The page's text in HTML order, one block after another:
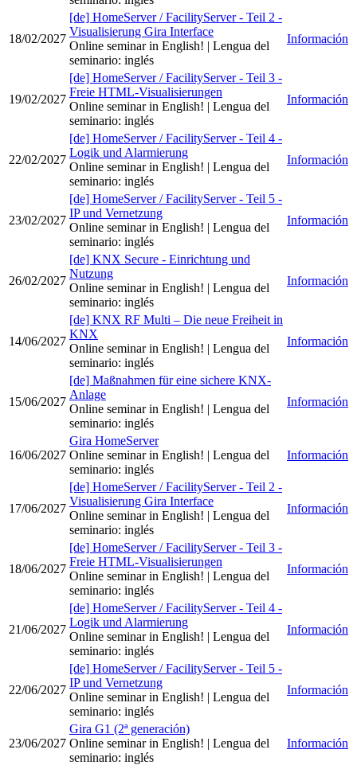
18/02/2027
[de] HomeServer / FacilityServer - Teil 2 -
Visualisierung Gira Interface
Online seminar in English! | Lengua del
seminario: inglés
Información
19/02/2027
[de] HomeServer / FacilityServer - Teil 3 -
Freie HTML-Visualisierungen
Online seminar in English! | Lengua del
seminario: inglés
Información
22/02/2027
[de] HomeServer / FacilityServer - Teil 4 -
Logik und Alarmierung
Online seminar in English! | Lengua del
seminario: inglés
Información
23/02/2027
[de] HomeServer / FacilityServer - Teil 5 -
IP und Vernetzung
Online seminar in English! | Lengua del
seminario: inglés
Información
26/02/2027
[de] KNX Secure - Einrichtung und
Nutzung
Online seminar in English! | Lengua del
seminario: inglés
Información
14/06/2027
[de] KNX RF Multi – Die neue Freiheit in
KNX
Online seminar in English! | Lengua del
seminario: inglés
Información
15/06/2027
[de] Maßnahmen für eine sichere KNX-
Anlage
Online seminar in English! | Lengua del
seminario: inglés
Información
16/06/2027
Gira HomeServer
Online seminar in English! | Lengua del
seminario: inglés
Información
17/06/2027
[de] HomeServer / FacilityServer - Teil 2 -
Visualisierung Gira Interface
Online seminar in English! | Lengua del
seminario: inglés
Información
18/06/2027
[de] HomeServer / FacilityServer - Teil 3 -
Freie HTML-Visualisierungen
Online seminar in English! | Lengua del
seminario: inglés
Información
21/06/2027
[de] HomeServer / FacilityServer - Teil 4 -
Logik und Alarmierung
Online seminar in English! | Lengua del
seminario: inglés
Información
22/06/2027
[de] HomeServer / FacilityServer - Teil 5 -
IP und Vernetzung
Online seminar in English! | Lengua del
seminario: inglés
Información
23/06/2027
Gira G1 (2ª generación)
Online seminar in English! | Lengua del
seminario: inglés
Información